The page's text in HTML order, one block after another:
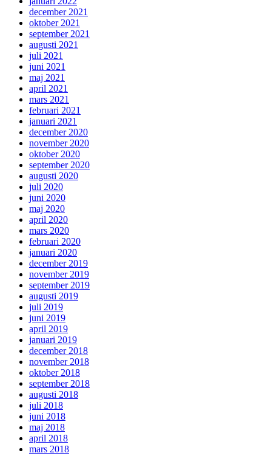
december 2021
oktober 2021
september 2021
augusti 2021
juli 2021
juni 2021
maj 2021
april 2021
mars 2021
februari 2021
januari 2021
december 2020
november 2020
oktober 2020
september 2020
augusti 2020
juli 2020
juni 2020
maj 2020
april 2020
mars 2020
februari 2020
januari 2020
december 2019
november 2019
september 2019
augusti 2019
juli 2019
juni 2019
april 2019
januari 2019
december 2018
november 2018
oktober 2018
september 2018
augusti 2018
juli 2018
juni 2018
maj 2018
april 2018
mars 2018